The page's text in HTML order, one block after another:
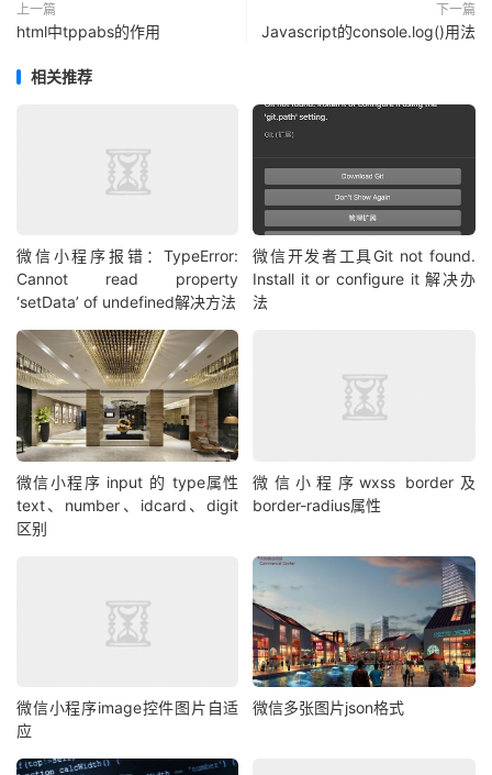
上一篇
html中tppabs的作用
下一篇
Javascript的console.log()用法
相关推荐
微信小程序报错：TypeError:
Cannot read property
‘setData’ of undefined解决方法
微信开发者工具Git not found.
Install it or configure it 解决办
法
微信小程序 input 的 type属性
text、number、idcard、digit
区别
微信小程序wxss border及
border-radius属性
微信小程序image控件图片自适
应
微信多张图片json格式